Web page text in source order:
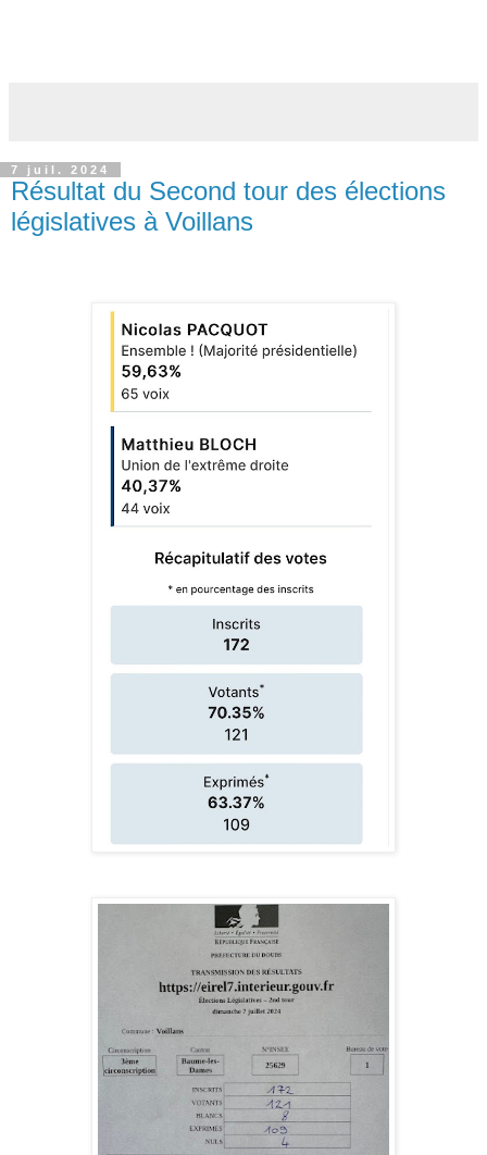
7 juil. 2024
Résultat du Second tour des élections
législatives à Voillans